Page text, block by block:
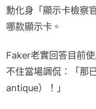
勳化身「顯示卡檢察
哪款顯示卡。
Faker老實回答目前
不住當場調侃：「那
antique）！」